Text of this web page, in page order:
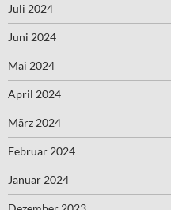
Juli 2024
Juni 2024
Mai 2024
April 2024
März 2024
Februar 2024
Januar 2024